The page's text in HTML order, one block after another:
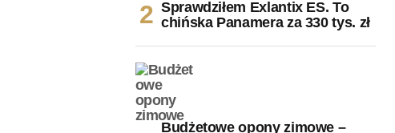
Sprawdziłem Exlantix ES. To
chińska Panamera za 330 tys. zł
Budżetowe opony zimowe –